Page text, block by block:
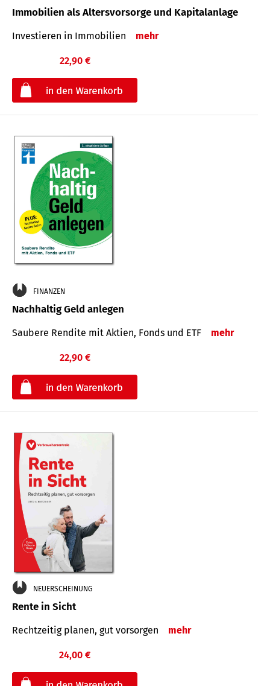
Immobilien als Altersvorsorge und Kapitalanlage
Investieren in Immobilien mehr
22,90 €
FINANZEN
Nachhaltig Geld anlegen
Saubere Rendite mit Aktien, Fonds und ETF mehr
22,90 €
NEUERSCHEINUNG
Rente in Sicht
Rechtzeitig planen, gut vorsorgen mehr
24,00 €